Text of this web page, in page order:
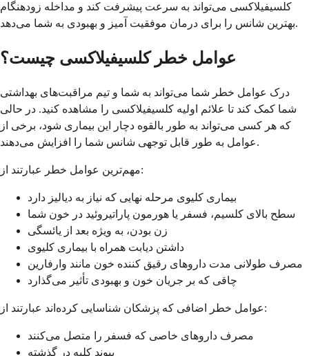
کلسيفیلاکسی می‌تواند به سرعت پیشرفت کند و مداخله زودهنگام
بهترین شانس را برای درمان موفقیت آمیز و بهبودی به شما می‌دهد.
عوامل خطر کلسيفیلاکسی چیست؟
درک عوامل خطر شما می‌تواند به شما و تیم مراقبت‌های بهداشتی
شما کمک کند تا علائم اولیه کلسيفیلاکسی را مشاهده کنید. در حالی
که هر کسی می‌تواند به طور بالقوه دچار این بیماری شود، برخی از
عوامل به طور قابل توجهی شانس شما را افزایش می‌دهند.
مهم‌ترین عوامل خطر عبارتند از:
بیماری کلیوی مرحله نهایی که نیاز به دیالیز دارد
سطح بالای کلسیم، فسفر یا هورمون پاراتیروئید در خون شما
زن بودن، به ویژه بعد از یائسگی
داشتن دیابت همراه با بیماری کلیوی
مصرف طولانی مدت داروهای رقیق کننده خون مانند وارفارین
چاقی که بر جریان خون و بهبودی تأثیر می‌گذارد
عوامل خطر اضافی که پزشکان شناسایی کرده‌اند عبارتند از:
مصرف داروهای خاصی که فسفر را متصل می‌کنند
پیوند کلیه در گذشته